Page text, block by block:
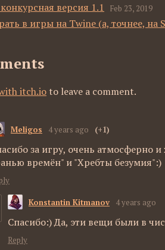
версия 1.1 Feb 23, 2019
в игры на Twine (а, точнее, на
itch.io to leave a comment.
Meligos 4 years ago (+1)
за игру, очень атмосферно
времён" и "Хребты безумия":)
Konstantin Kitmanov 4 years ago
Спасибо:) Да, эти вещи были в
Reply